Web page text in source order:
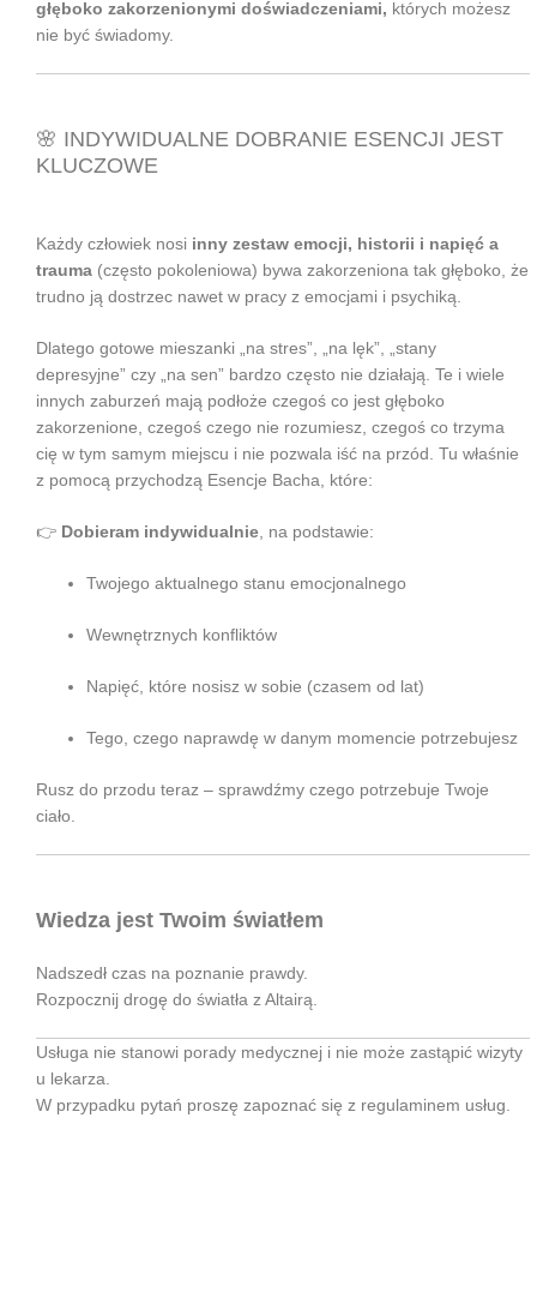
głęboko zakorzenionymi doświadczeniami, których możesz
nie być świadomy.
🌸 INDYWIDUALNE DOBRANIE ESENCJI JEST
KLUCZOWE
Każdy człowiek nosi inny zestaw emocji, historii i napięć a
trauma (często pokoleniowa) bywa zakorzeniona tak głęboko, że
trudno ją dostrzec nawet w pracy z emocjami i psychiką.
Dlatego gotowe mieszanki „na stres”, „na lęk”, „stany
depresyjne” czy „na sen” bardzo często nie działają. Te i wiele
innych zaburzeń mają podłoże czegoś co jest głęboko
zakorzenione, czegoś czego nie rozumiesz, czegoś co trzyma
cię w tym samym miejscu i nie pozwala iść na przód. Tu właśnie
z pomocą przychodzą Esencje Bacha, które:
👉 Dobieram indywidualnie , na podstawie:
Twojego aktualnego stanu emocjonalnego
Wewnętrznych konfliktów
Napięć, które nosisz w sobie (czasem od lat)
Tego, czego naprawdę w danym momencie potrzebujesz
Rusz do przodu teraz – sprawdźmy czego potrzebuje Twoje
ciało.
Wiedza jest Twoim światłem
Nadszedł czas na poznanie prawdy.
Rozpocznij drogę do światła z Altairą.
Usługa nie stanowi porady medycznej i nie może zastąpić wizyty
u lekarza.
W przypadku pytań proszę zapoznać się z regulaminem usług.